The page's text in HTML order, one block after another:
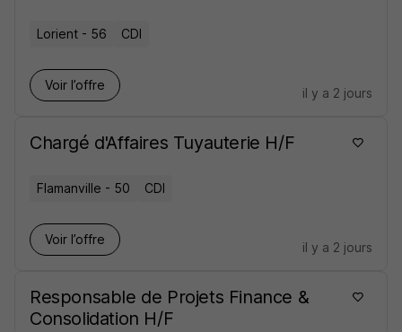
Lorient - 56 CDI
Voir l’offre
il y a 2 jours
Chargé d'Affaires Tuyauterie H/F
Flamanville - 50 CDI
Voir l’offre
il y a 2 jours
Responsable de Projets Finance &
Consolidation H/F